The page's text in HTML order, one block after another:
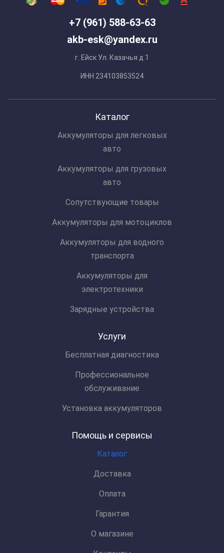
+7 (961) 588-63-63
akb-esk@yandex.ru
г. Ейск Ул. Казачья д.1
ИНН 234103853524
Каталог
Аккумуляторы для легковых
авто
Аккумуляторы для грузовых
авто
Сопутствующие товары
Аккумуляторы для мотоциклов
Аккумуляторы для водного
транспорта
Аккумуляторы для
электротехники
Зарядные устройства
Услуги
Бесплатная диагностика
Профессиональное
обслуживание
Установка аккумуляторов
Помощь и сервисы
Каталог
Доставка
Оплата
Гарантия
О магазине